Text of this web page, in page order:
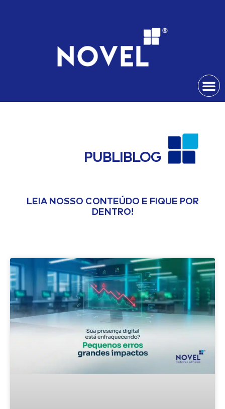
PUBLIBLOG
LEIA NOSSO CONTEÚDO E FIQUE POR
DENTRO!